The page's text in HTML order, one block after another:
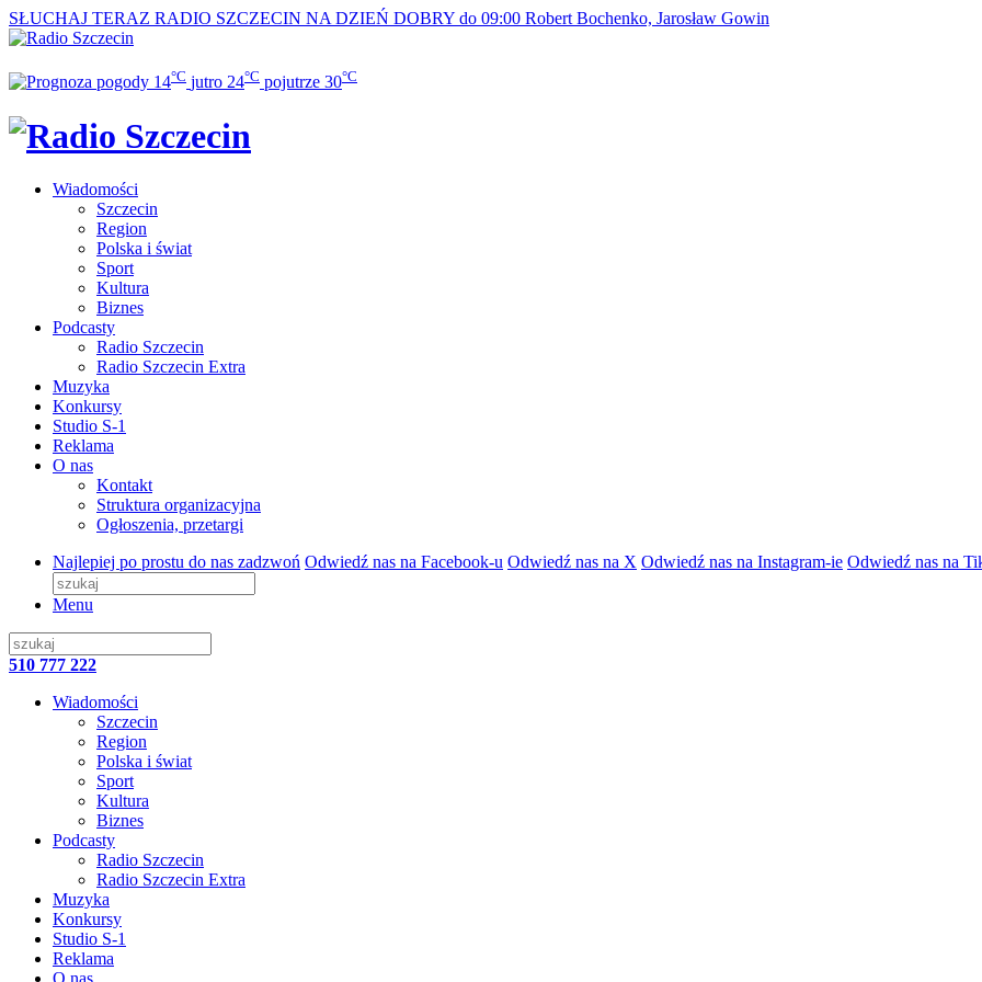
SŁUCHAJ TERAZ RADIO SZCZECIN NA DZIEŃ DOBRY do 09:00 Robert Bochenko, Jarosław Gowin
14°C jutro 24°C pojutrze 30°C
Wiadomości
Szczecin
Region
Polska i świat
Sport
Kultura
Biznes
Podcasty
Radio Szczecin
Radio Szczecin Extra
Muzyka
Konkursy
Studio S-1
Reklama
O nas
Kontakt
Struktura organizacyjna
Ogłoszenia, przetargi
Najlepiej po prostu do nas zadzwoń Odwiedź nas na Facebook-u Odwiedź nas na X Odwiedź nas na Instagram-ie Odwiedź nas na
Menu
510 777 222
Wiadomości
Szczecin
Region
Polska i świat
Sport
Kultura
Biznes
Podcasty
Radio Szczecin
Radio Szczecin Extra
Muzyka
Konkursy
Studio S-1
Reklama